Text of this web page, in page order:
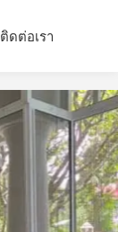
ติดต่อเรา